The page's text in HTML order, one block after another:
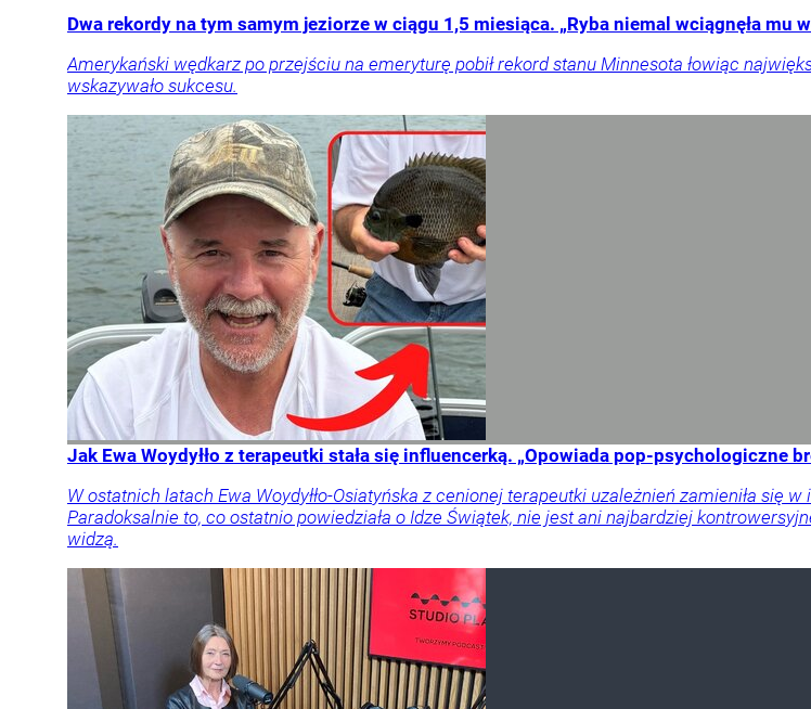
Dwa rekordy na tym samym jeziorze w ciągu 1,5 miesiąca. „Ryba niemal wciągnęła mu
Amerykański wędkarz po przejściu na emeryturę pobił rekord stanu Minnesota łowiąc
wskazywało sukcesu.
Jak Ewa Woydyłło z terapeutki stała się influencerką. „Opowiada pop-psychologiczne
W ostatnich latach Ewa Woydyłło-Osiatyńska z cenionej terapeutki uzależnień zamieniła się
Paradoksalnie to, co ostatnio powiedziała o Idze Świątek, nie jest ani najbardziej
widzą.